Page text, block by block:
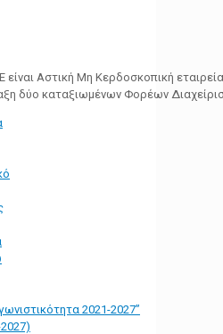
Αστική Μη Κερδοσκοπική
δύο καταξιωμένων Φορέων
2021-2027”